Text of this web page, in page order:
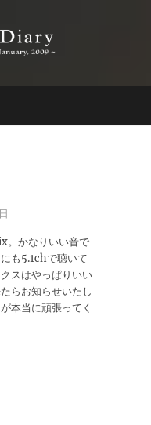
。かなりいい音で
も5.1chで聴いて
スはやっぱりいい
らお知らせいたし
本当に頑張ってく